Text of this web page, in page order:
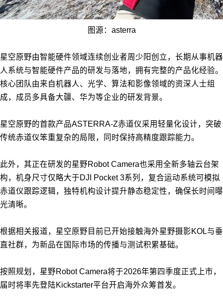
图源：asterra
星空原野由智能硬件领域连续创业者周少阳创立，长期从事机器
人系统与智能硬件产品的研发与落地，拥有完整的产品化经验。
核心团队由来自机器人、光学、算法和影像领域的资深人士组
成，成员多具备大疆、华为等企业的研发背景。
星空原野的首款产品ASTERRA-Z赤道仪采用轻量化设计，突破
传统赤道仪笨重复杂的局限，同时保持高精度跟踪能力。
此外，其正在研发的星野Robot Camera也采用全新多轴云台架
构，机身尺寸仅略大于DJI Pocket 3系列，复合运动系统可模拟
赤道仪跟踪逻辑，独特机构设计提升静态稳定性，确保长时间曝
光清晰。
根据相关报道，星空原野目前已开始接触海外星野摄影KOL与垂
直社群，为新品在国际市场的传播与测试积累基础。
按照规划，星野Robot Camera将于2026年第四季度正式上市，
届时将率先登陆Kickstarter平台开启海外众筹首发。